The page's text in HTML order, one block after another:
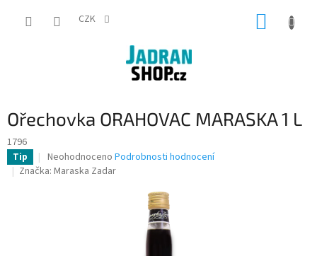
CZK
Ořechovka ORAHOVAC MARASKA 1 L
1796
Tip
Průměrné
hodnocení
Neohodnoceno Podrobnosti hodnocení
Značka: Maraska Zadar